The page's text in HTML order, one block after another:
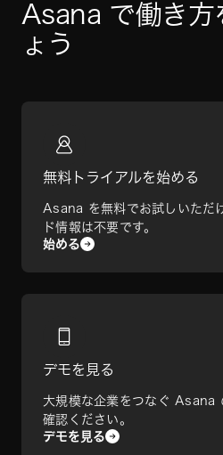
Asana で働き方
ょう
無料トライアルを始める
Asana を無料でお試しいただ
ド情報は不要です。
始める
デモを見る
大規模な企業をつなぐ Asana
確認ください。
デモを見る